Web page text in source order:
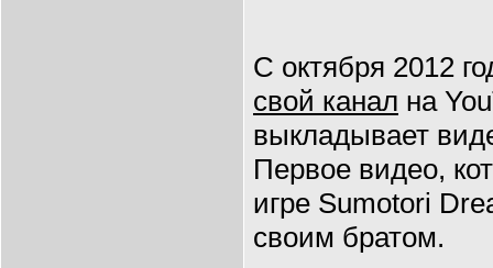
С октября 2012
свой канал на
выкладывает
Первое видео,
игре Sumotori
своим братом.